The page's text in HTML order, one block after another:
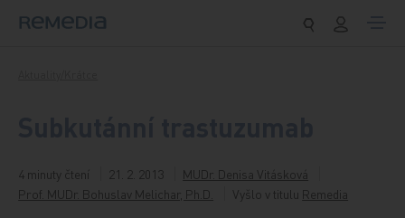
4 minuty čtení 21. 2. 2013
MUDr. Denisa Vitásková
Prof. MUDr. Bohuslav Melichar, Ph.D.
Vyšlo v titulu Remedia